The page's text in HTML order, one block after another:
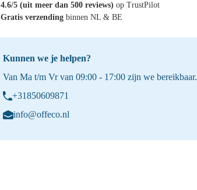
4.6/5 (uit meer dan 500 reviews) op TrustPilot
Gratis verzending binnen NL & BE
Kunnen we je helpen?
Van Ma t/m Vr van 09:00 - 17:00 zijn we bereikbaar.
+31850609871
info@offeco.nl